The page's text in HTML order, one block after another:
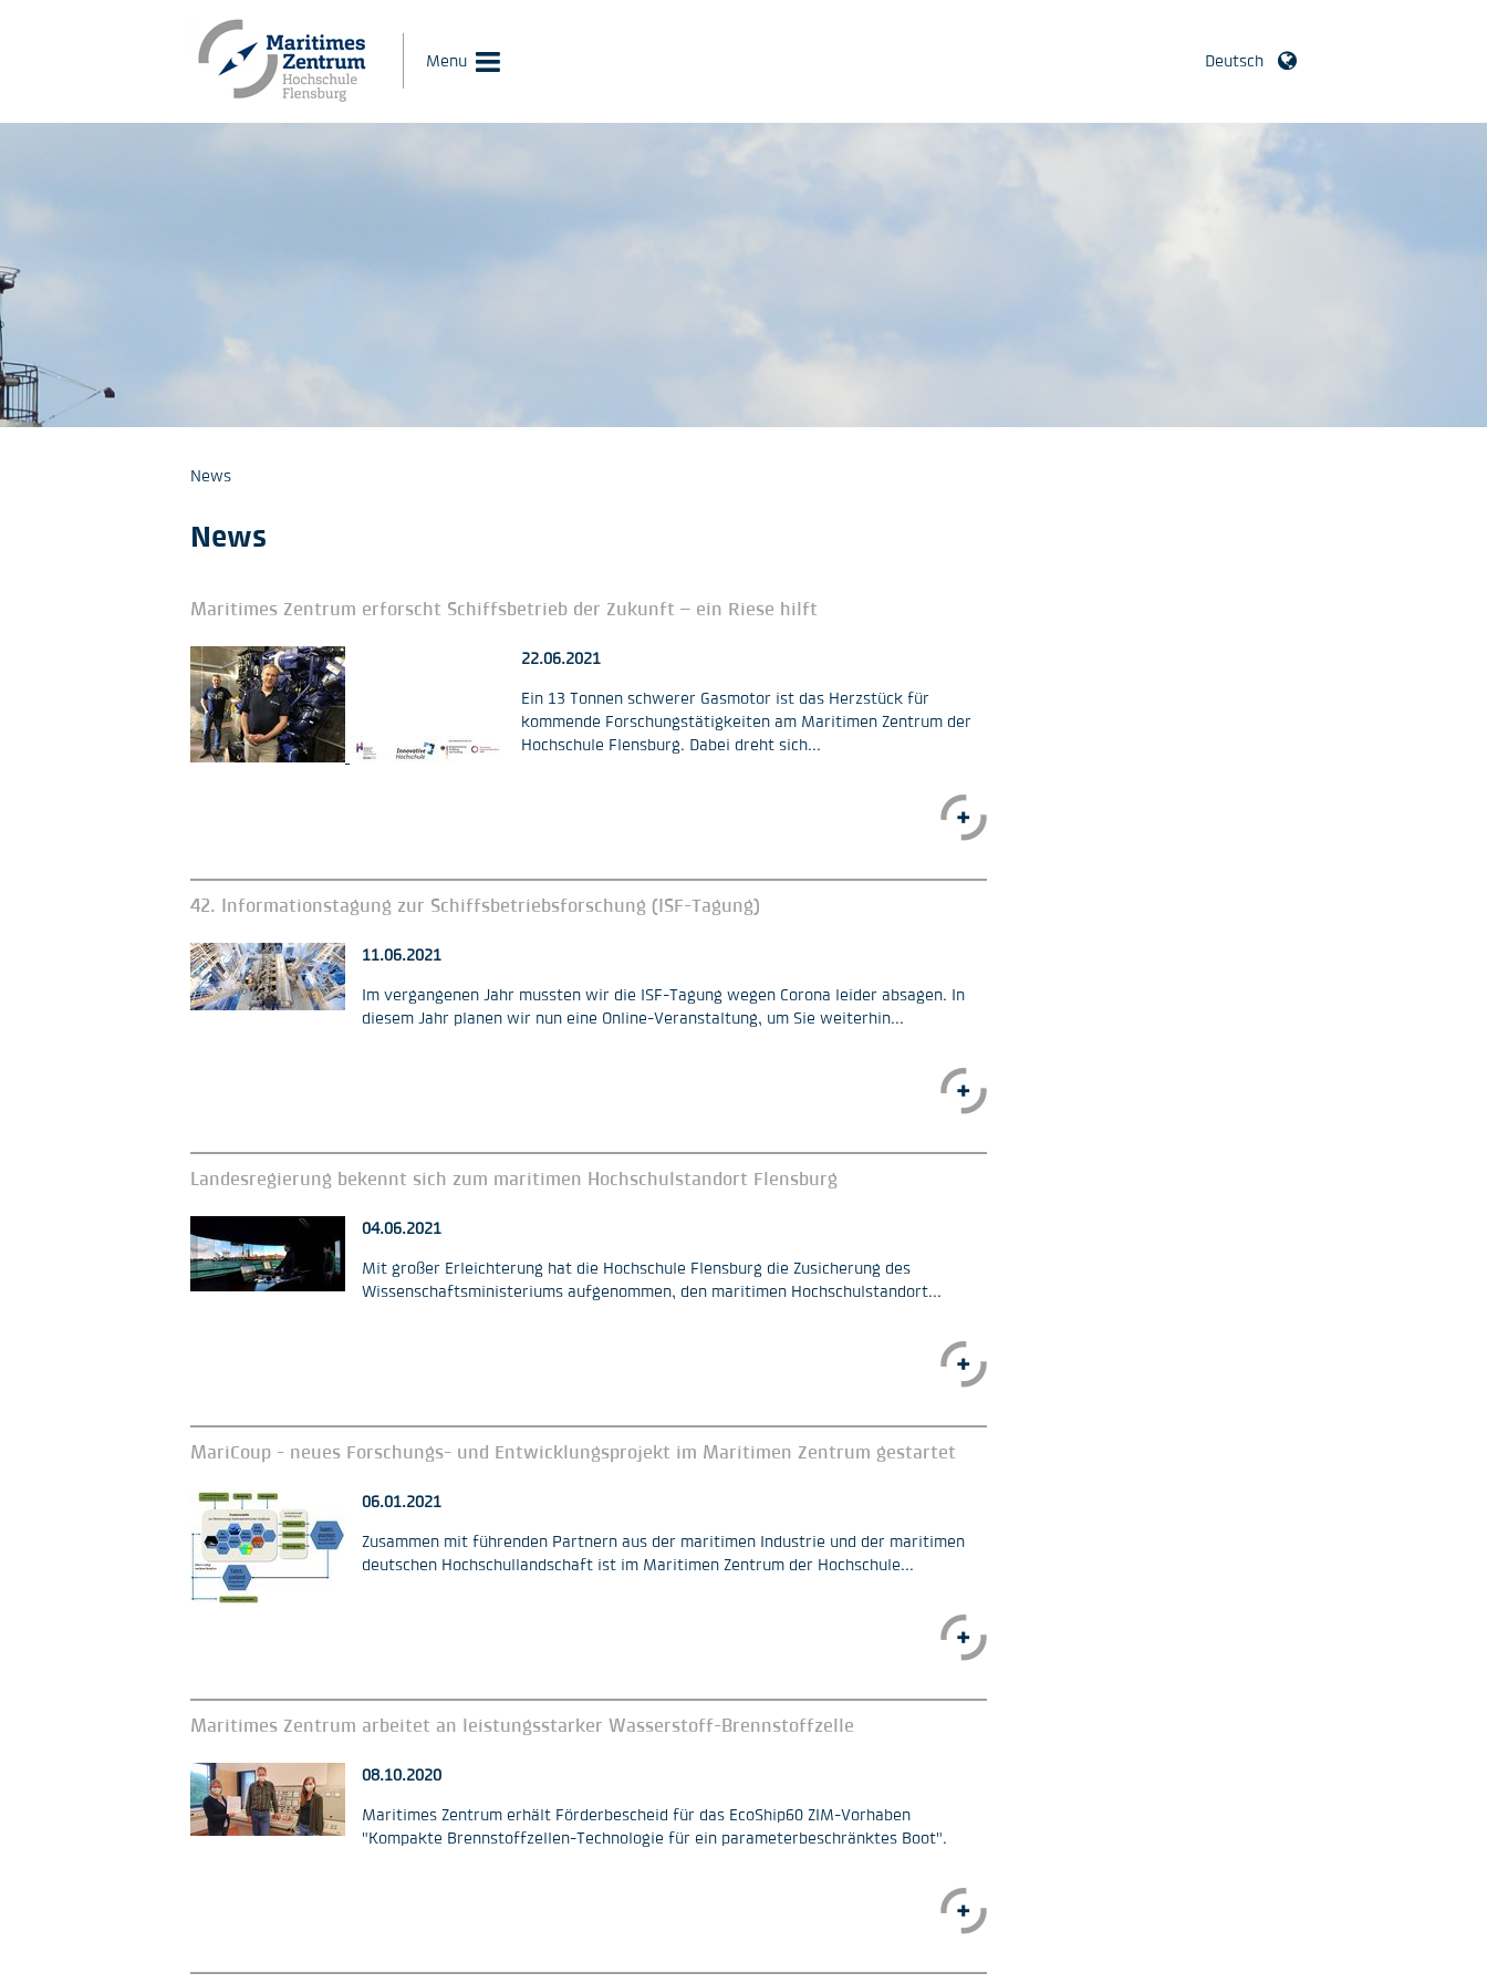
Menu Deutsch
News
News
Maritimes Zentrum erforscht Schiffsbetrieb der Zukunft – ein Riese hilft
22.06.2021
Ein 13 Tonnen schwerer Gasmotor ist das Herzstück für
kommende Forschungstätigkeiten am Maritimen Zentrum der
Hochschule Flensburg. Dabei dreht sich...
42. Informationstagung zur Schiffsbetriebsforschung (ISF-Tagung)
11.06.2021
Im vergangenen Jahr mussten wir die ISF-Tagung wegen Corona leider absagen. In
diesem Jahr planen wir nun eine Online-Veranstaltung, um Sie weiterhin...
Landesregierung bekennt sich zum maritimen Hochschulstandort Flensburg
04.06.2021
Mit großer Erleichterung hat die Hochschule Flensburg die Zusicherung des
Wissenschaftsministeriums aufgenommen, den maritimen Hochschulstandort...
MariCoup - neues Forschungs- und Entwicklungsprojekt im Maritimen Zentrum gestartet
06.01.2021
Zusammen mit führenden Partnern aus der maritimen Industrie und der maritimen
deutschen Hochschullandschaft ist im Maritimen Zentrum der Hochschule...
Maritimes Zentrum arbeitet an leistungsstarker Wasserstoff-Brennstoffzelle
08.10.2020
Maritimes Zentrum erhält Förderbescheid für das EcoShip60 ZIM-Vorhaben
"Kompakte Brennstoffzellen-Technologie für ein parameterbeschränktes Boot".